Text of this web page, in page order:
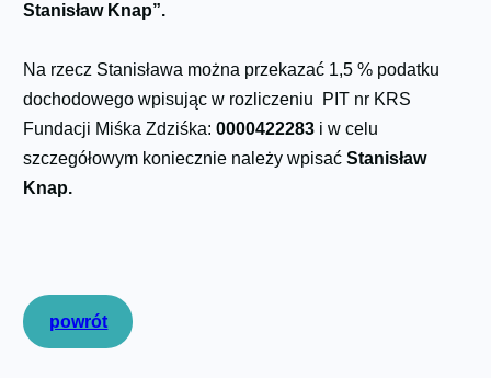
Stanisław Knap”.
Na rzecz Stanisława można przekazać 1,5 % podatku
dochodowego wpisując w rozliczeniu PIT nr KRS
Fundacji Miśka Zdziśka:0000422283 i w celu
szczegółowym koniecznie należy wpisaćStanisław
Knap.
powrót